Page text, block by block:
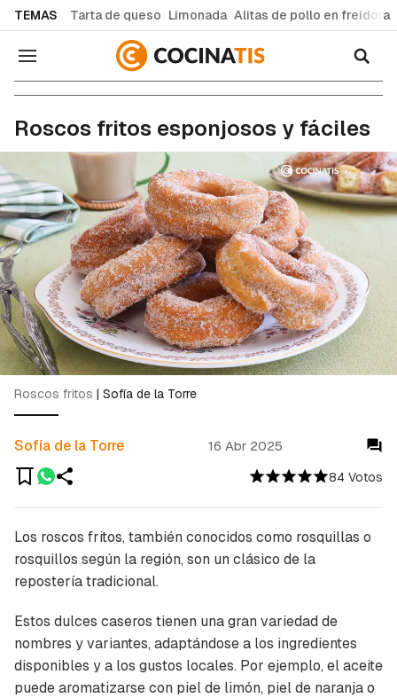
TEMAS Tarta de queso Limonada Alitas de pollo en freidora
Navegación
Roscos fritos esponjosos y fáciles
84 Votos
Sofía de la Torre 16 Abr 2025
Roscos fritos | Sofía de la Torre
Los roscos fritos, también conocidos como rosquillas o
rosquillos según la región, son un clásico de la
repostería tradicional.
Estos dulces caseros tienen una gran variedad de
nombres y variantes, adaptándose a los ingredientes
disponibles y a los gustos locales. Por ejemplo, el aceite
puede aromatizarse con piel de limón, piel de naranja o